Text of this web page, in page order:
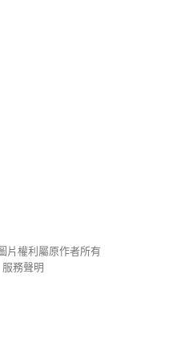
片權利屬原作者所有
服務聲明